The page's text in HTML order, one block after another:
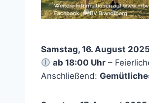
Samstag, 16. August 2025
ab 18:00 Uhr –
Anschließend: